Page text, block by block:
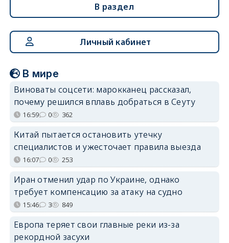
В раздел
Личный кабинет
В мире
Виноваты соцсети: марокканец рассказал,
почему решился вплавь добраться в Сеуту
16:59 0 362
Китай пытается остановить утечку
специалистов и ужесточает правила выезда
16:07 0 253
Иран отменил удар по Украине, однако
требует компенсацию за атаку на судно
15:46 3 849
Европа теряет свои главные реки из-за
рекордной засухи